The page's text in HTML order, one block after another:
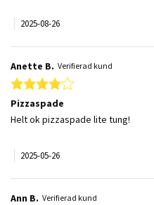
2025-08-26
Anette B. Verifierad kund
4.0 star rating
Pizzaspade
Review by Anette B. on 26 May 2025
review stating Pizzaspade
Helt ok pizzaspade lite tung!
2025-05-26
Ann B. Verifierad kund